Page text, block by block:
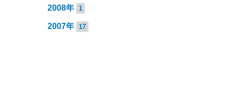
2008年 1
2007年 17